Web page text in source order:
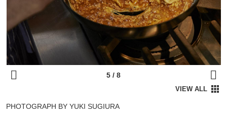
PHOTOGRAPH BY YUKI SUGIURA